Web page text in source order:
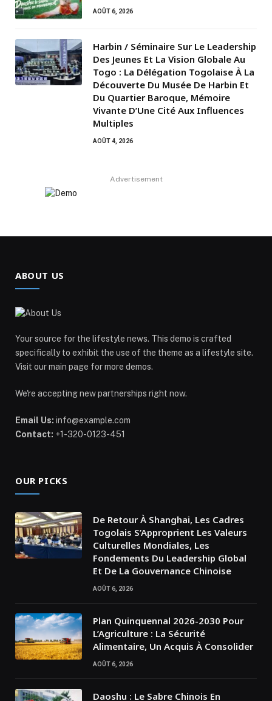
AOÛT 6, 2026
Harbin / Séminaire Sur Le Leadership
Des Jeunes Et La Vision Globale Au
Togo : La Délégation Togolaise À La
Découverte Du Musée De Harbin Et
Du Quartier Baroque, Mémoire
Vivante D’Une Cité Aux Influences
Multiples
AOÛT 4, 2026
Advertisement
ABOUT US
Your source for the lifestyle news. This demo is crafted
specifically to exhibit the use of the theme as a lifestyle site.
Visit our main page for more demos.
We're accepting new partnerships right now.
Email Us: info@example.com
Contact: +1-320-0123-451
OUR PICKS
De Retour À Shanghai, Les Cadres
Togolais S’Approprient Les Valeurs
Culturelles Mondiales, Les
Fondements Du Leadership Global
Et De La Gouvernance Chinoise
AOÛT 6, 2026
Plan Quinquennal 2026-2030 Pour
L’Agriculture : La Sécurité
Alimentaire, Un Acquis À Consolider
AOÛT 6, 2026
Daoshu : Le Sabre Chinois En